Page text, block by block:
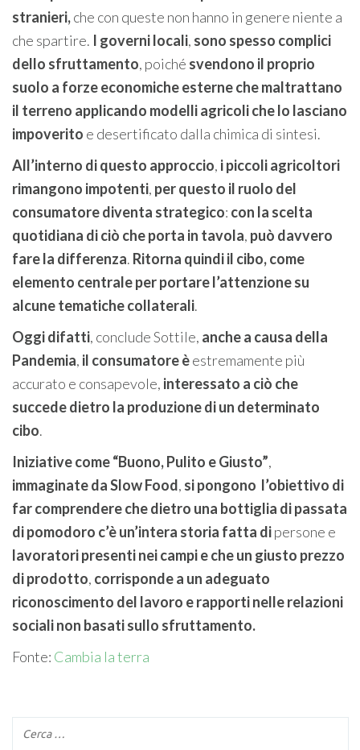
stranieri,che con queste non hanno in genere niente a
che spartire. I governi locali, sono spesso complici
dello sfruttamento, poiché svendono il proprio
suolo a forze economiche esterneche maltrattano
il terreno applicando modelli agricoli che lo lasciano
impoverito e desertificato dalla chimica di sintesi.
All’interno di questo approccio, i piccoli agricoltori
rimangono impotenti, per questo il ruolo del
consumatore diventa strategico: con la scelta
quotidiana di ciò che porta in tavola, può davvero
fare la differenza. Ritorna quindi il cibo, come
elemento centrale per portare l’attenzione su
alcune tematiche collaterali.
Oggi difatti, conclude Sottile, anche a causa della
Pandemia, il consumatore èestremamente più
accurato e consapevole, interessato a ciò che
succede dietro la produzione di un determinato
cibo.
Iniziative come “Buono, Pulito e Giusto”,
immaginate da Slow Food, si pongono l’obiettivo di
far comprendere che dietro una bottiglia di passata
di pomodoro c’è un’intera storia fatta dipersone e
lavoratoripresenti nei campie che un giusto prezzo
di prodotto, corrisponde a un adeguato
riconoscimento del lavoro e rapporti nelle relazioni
sociali non basati sullo sfruttamento.
Fonte: Cambia la terra